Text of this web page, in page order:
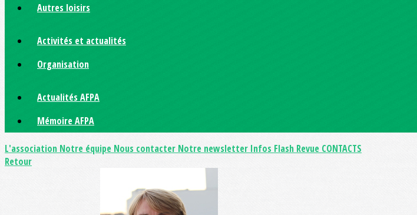
Autres loisirs
Activités et actualités
Organisation
Actualités AFPA
Mémoire AFPA
L'association Notre équipe Nous contacter Notre newsletter Infos Flash Revue CONTACTS
Retour